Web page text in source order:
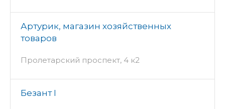
Артурик, магазин хозяйственных
товаров
Пролетарский проспект, 4 к2
Безант I